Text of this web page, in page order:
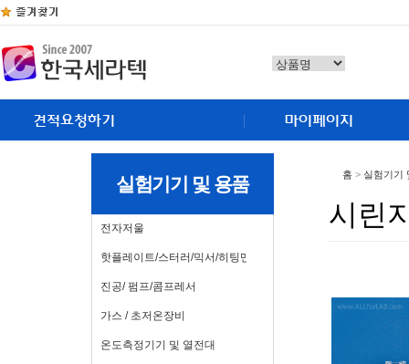
실험기기 및 용품
전자저울
핫플레이트/스터러/믹서/히팅맨틀
진공/ 펌프/콤프레서
가스 / 초저온장비
온도측정기기 및 열전대
홈 > 실험기기
시린